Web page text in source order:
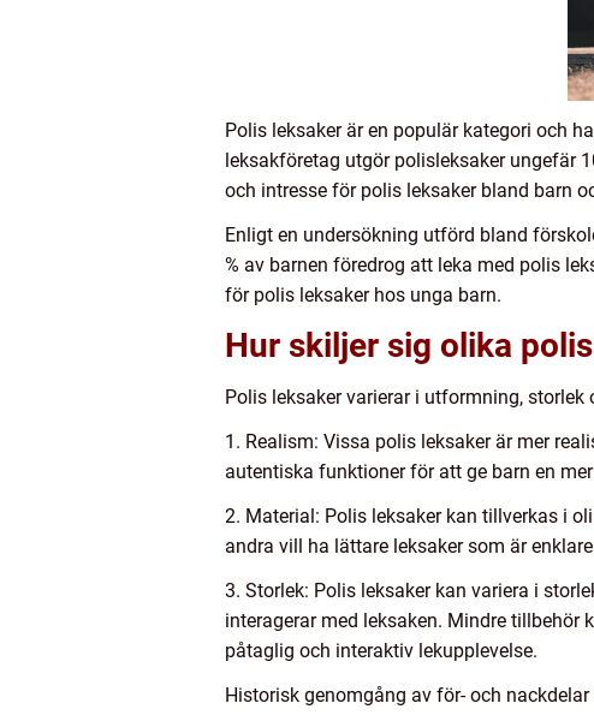
Polis leksaker är en populär kategori och
leksakföretag utgör polisleksaker ungefär
och intresse för polis leksaker bland barn
Enligt en undersökning utförd bland
% av barnen föredrog att leka med polis
för polis leksaker hos unga barn.
Hur skiljer sig olika
Polis leksaker varierar i utformning,
1. Realism: Vissa polis leksaker är mer
autentiska funktioner för att ge barn en
2. Material: Polis leksaker kan tillverkas i
andra vill ha lättare leksaker som är
3. Storlek: Polis leksaker kan variera i
interagerar med leksaken. Mindre tillbehör
påtaglig och interaktiv lekupplevelse.
Historisk genomgång av för- och